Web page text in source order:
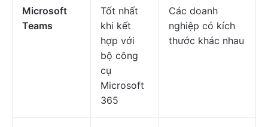
Microsoft
Teams
Tốt nhất
khi kết
hợp với
bộ công
cụ
Microsoft
365
Các doanh
nghiệp có kích
thước khác nhau